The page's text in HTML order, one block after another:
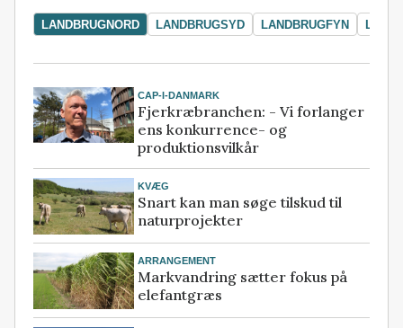
LANDBRUGNORD LANDBRUGSYD LANDBRUGFYN
CAP-I-DANMARK
Fjerkræbranchen: - Vi forlanger
ens konkurrence- og
produktionsvilkår
KVÆG
Snart kan man søge tilskud til
naturprojekter
ARRANGEMENT
Markvandring sætter fokus på
elefantgræs